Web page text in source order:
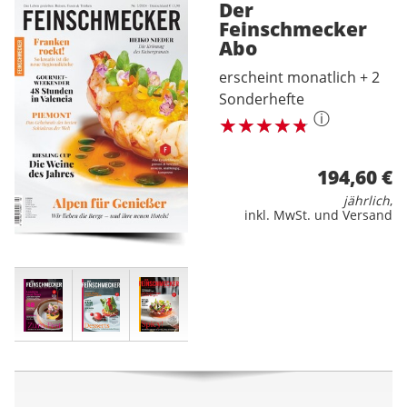
Der
Feinschmecker
Abo
erscheint monatlich + 2
Sonderhefte
ⓘ
194,60 €
jährlich,
inkl. MwSt. und Versand